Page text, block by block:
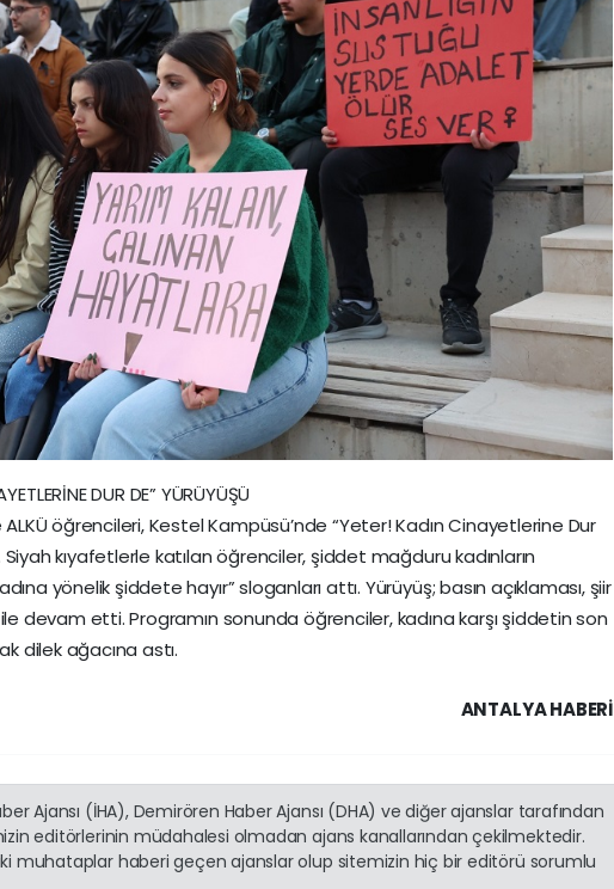
DUR DE” YÜRÜYÜŞÜ
öğrencileri, Kestel Kampüsü’nde “Yeter! Kadın Cinayetlerine Dur
kıyafetlerle katılan öğrenciler, şiddet mağduru kadınların
yönelik şiddete hayır” sloganları attı. Yürüyüş; basın açıklaması, şiir
devam etti. Programın sonunda öğrenciler, kadına karşı şiddetin son
dilek ağacına astı.
ANTALYA HABERİ
Ajansı (İHA), Demirören Haber Ajansı (DHA) ve diğer ajanslar tarafından
editörlerinin müdahalesi olmadan ajans kanallarından çekilmektedir.
muhataplar haberi geçen ajanslar olup sitemizin hiç bir editörü sorumlu